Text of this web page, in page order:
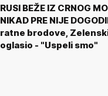
RUSI BEŽE IZ CRNOG
NIKAD PRE NIJE
ratne brodove,
oglasio - "Uspeli smo"